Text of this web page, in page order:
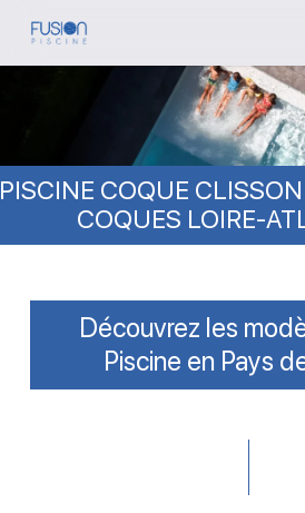
Skip
PISCINE COQUE
COQUES LOIRE-
Découvrez les
Piscine en Pays